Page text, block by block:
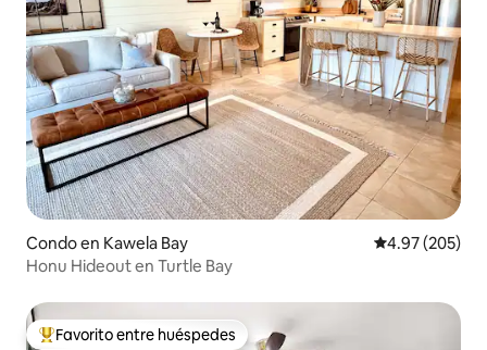
Condo en Kawela Bay Calificación
4.97 (205)
Honu Hideout en Turtle Bay
Favorito entre huéspedes preferido
Favorito entre huéspedes